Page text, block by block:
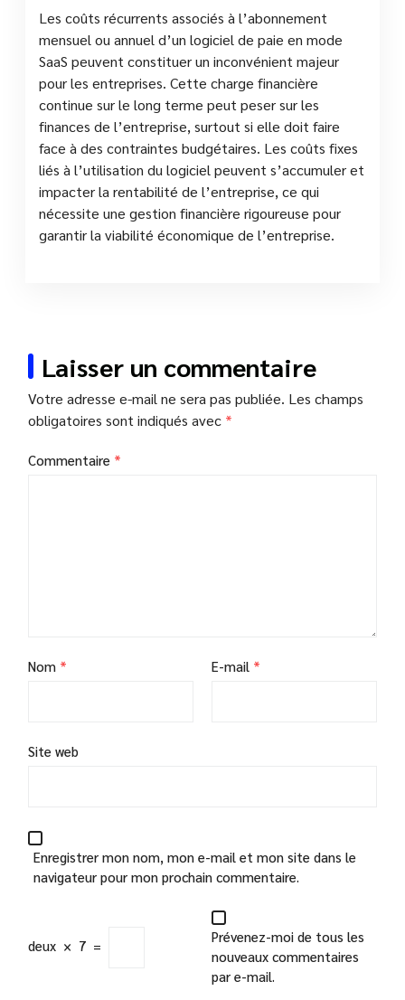
Les coûts récurrents associés à l’abonnement
mensuel ou annuel d’un logiciel de paie en mode
SaaS peuvent constituer un inconvénient majeur
pour les entreprises. Cette charge financière
continue sur le long terme peut peser sur les
finances de l’entreprise, surtout si elle doit faire
face à des contraintes budgétaires. Les coûts fixes
liés à l’utilisation du logiciel peuvent s’accumuler et
impacter la rentabilité de l’entreprise, ce qui
nécessite une gestion financière rigoureuse pour
garantir la viabilité économique de l’entreprise.
Laisser un commentaire
Votre adresse e-mail ne sera pas publiée. Les champs
obligatoires sont indiqués avec *
Commentaire *
Nom * E-mail *
Site web
Enregistrer mon nom, mon e-mail et mon site dans le
navigateur pour mon prochain commentaire.
deux × 7 =
Prévenez-moi de tous les
nouveaux commentaires
par e-mail.